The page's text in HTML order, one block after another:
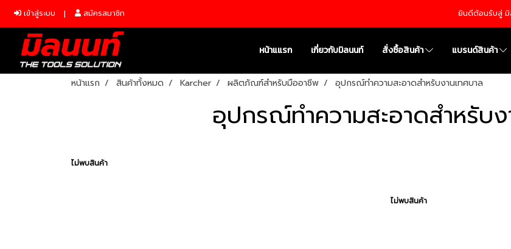
เข้าสู่ระบบ สมัครสมาชิก ยินดีต้อนรับสู่ มิ
หน้าแแรก เกี่ยวกับมิลนนท์ สั่งซื้อสินค้า แบรนด์สินค้า
หน้าแรก สินค้าทั้งหมด Karcher ผลิตภัณฑ์สำหรับมืออาชีพ อุปกรณ์ทำความสะอาดสำหรับงานเทศบาล
อุปกรณ์ทำความสะอาดสำหรับง
ไม่พบสินค้า
ไม่พบสินค้า